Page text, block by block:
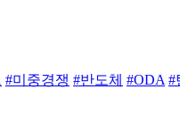
#미중경쟁 #반도체 #ODA #